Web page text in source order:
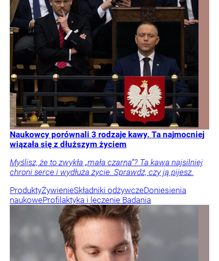
Naukowcy porównali 3 rodzaje kawy. Ta najmocniej
wiązała się z dłuższym życiem
Myślisz, że to zwykła „mała czarna”? Ta kawa najsilniej
chroni serce i wydłuża życie. Sprawdź, czy ją pijesz.
ProduktyŻywienieSkładniki odżywczeDoniesienia
naukoweProfilaktyka i leczenie Badania